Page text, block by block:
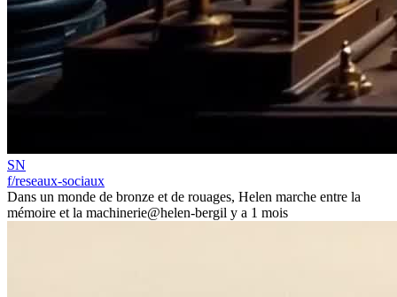
SN
f/reseaux-sociaux
Dans un monde de bronze et de rouages, Helen marche entre la
mémoire et la machinerie@helen-bergil y a 1 mois